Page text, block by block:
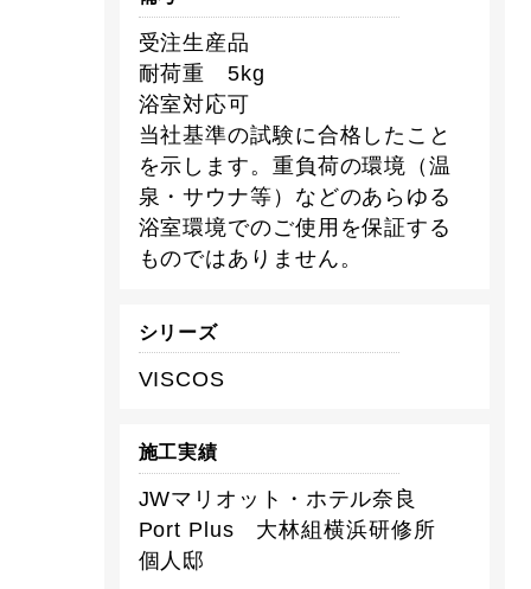
受注生産品
耐荷重 5kg
浴室対応可
当社基準の試験に合格したこと
を示します。重負荷の環境（温
泉・サウナ等）などのあらゆる
浴室環境でのご使用を保証する
ものではありません。
シリーズ
VISCOS
施工実績
JWマリオット・ホテル奈良
Port Plus 大林組横浜研修所
個人邸